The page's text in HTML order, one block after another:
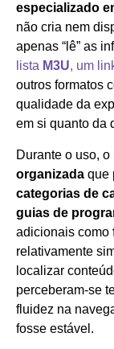
especializado
não cria nem
apenas “lê” as
lista M3U, um
outros formatos
qualidade da
em si quanto da
Durante o uso,
organizada que
categorias de
guias de
adicionais como
relativamente
localizar
perceberam‑se
fluidez na
fosse estável.